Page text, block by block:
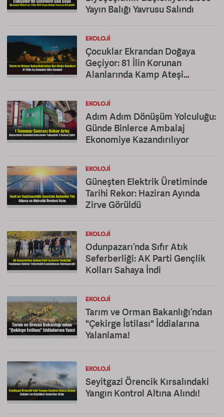
Yayın Balığı Yavrusu Salındı
EKOLOJI
Çocuklar Ekrandan Doğaya
Geçiyor: 81 İlin Korunan
Alanlarında Kamp Ateşi
EKOLOJI
Adım Adım Dönüşüm Yolculuğu:
Günde Binlerce Ambalaj
Ekonomiye Kazandırılıyor
EKOLOJI
Güneşten Elektrik Üretiminde
Tarihi Rekor: Haziran Ayında
Zirve Görüldü
EKOLOJI
Odunpazarı’nda Sıfır Atık
Seferberliği: AK Parti Gençlik
Kolları Sahaya İndi
EKOLOJI
Tarım ve Orman Bakanlığı’ndan
"Çekirge İstilası" İddialarına
Yalanlama!
EKOLOJI
Seyitgazi Örencik Kırsalındaki
Yangın Kontrol Altına Alındı!